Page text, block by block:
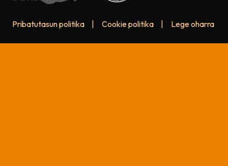
Pribatutasun politika Cookie politika Lege oharra